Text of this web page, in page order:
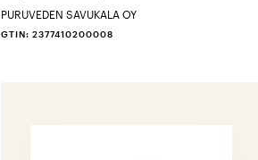
PURUVEDEN SAVUKALA OY
GTIN: 2377410200008